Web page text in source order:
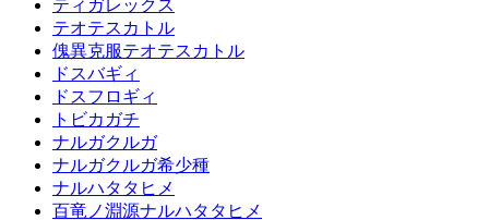
ティガレックス
テオテスカトル
傀異克服テオテスカトル
ドスバギィ
ドスフロギィ
トビカガチ
ナルガクルガ
ナルガクルガ希少種
ナルハタタヒメ
百竜ノ淵源ナルハタタヒメ